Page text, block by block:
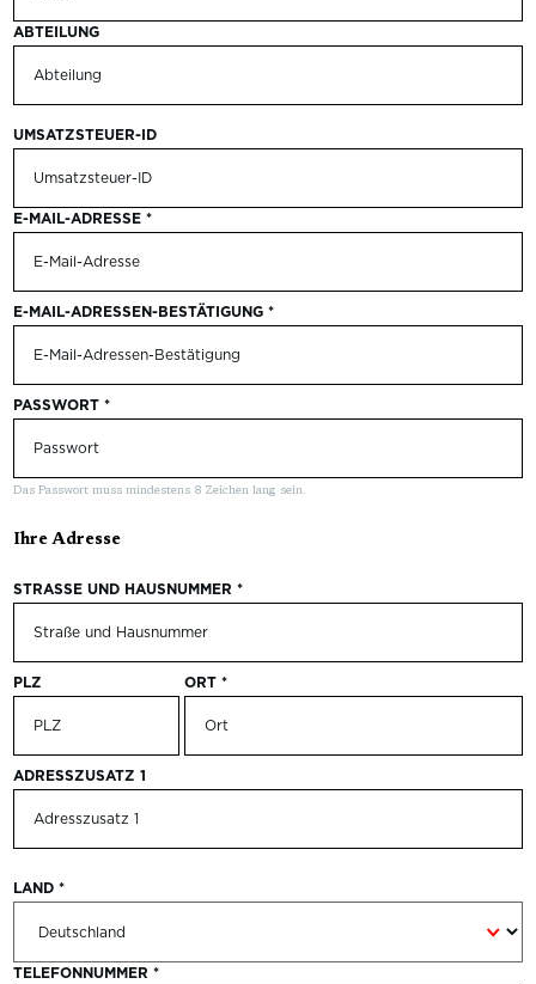
ABTEILUNG
UMSATZSTEUER-ID
E-MAIL-ADRESSE *
E-MAIL-ADRESSEN-BESTÄTIGUNG *
PASSWORT *
Das Passwort muss mindestens 8 Zeichen lang sein.
Ihre Adresse
STRASSE UND HAUSNUMMER *
PLZ ORT*
ADRESSZUSATZ 1
LAND *
TELEFONNUMMER *